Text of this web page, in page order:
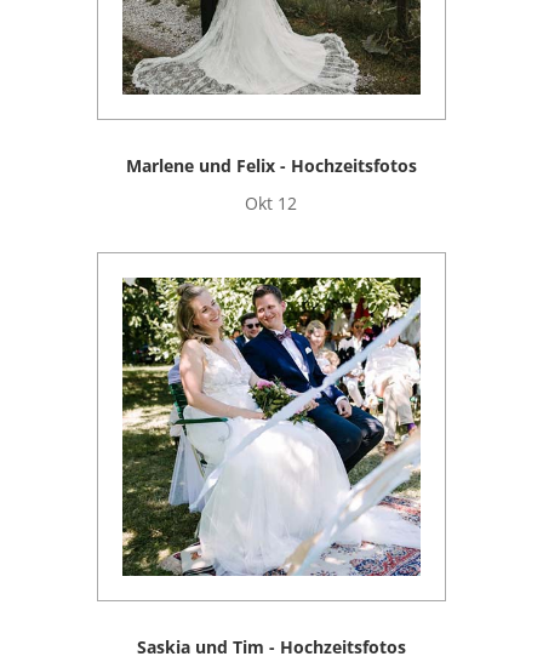
Marlene und Felix - Hochzeitsfotos
Okt 12
Saskia und Tim - Hochzeitsfotos